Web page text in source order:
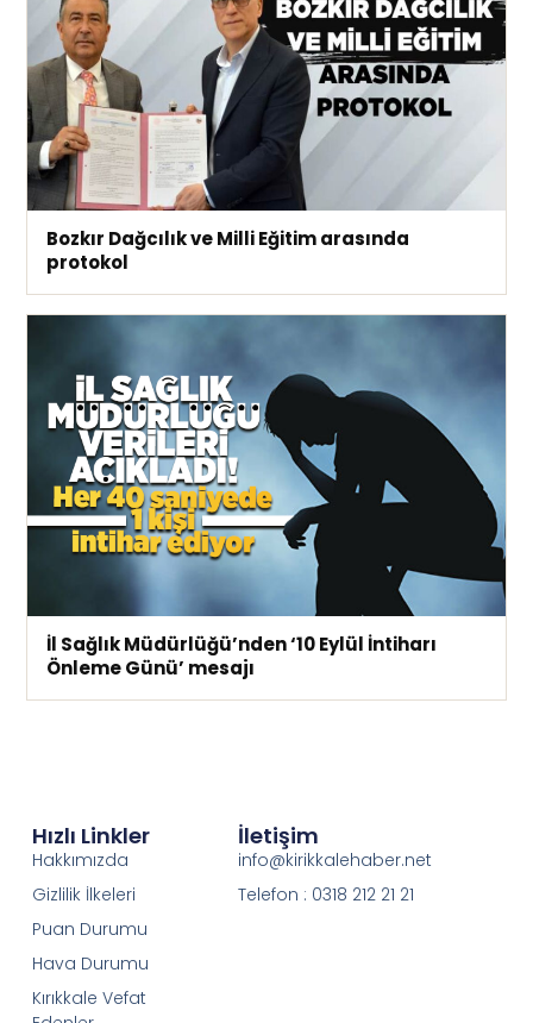
Bozkır Dağcılık ve Milli Eğitim arasında
protokol
İl Sağlık Müdürlüğü’nden ‘10 Eylül İntiharı
Önleme Günü’ mesajı
Hızlı Linkler
Hakkımızda
Gizlilik İlkeleri
Puan Durumu
Hava Durumu
Kırıkkale Vefat
İletişim
info@kirikkalehaber.net
Telefon : 0318 212 21 21